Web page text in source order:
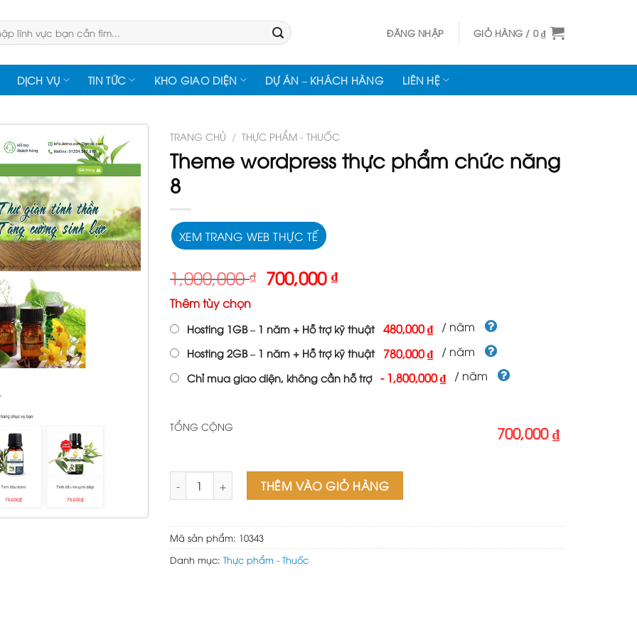
ĐĂNG NHẬP GIỎ HÀNG / 0₫
DỊCH VỤ TIN TỨC KHO GIAO DIỆN DỰ ÁN – KHÁCH HÀNG LIÊN HỆ
TRANG CHỦ / THỰC PHẨM - THUỐC
Theme wordpress thực phẩm chức năng
8
XEM TRANG WEB THỰC TẾ
1,000,000₫ Giá
gốc
1,000,000 ₫.
700,000₫Giá
là:
700,000 ₫.
Thêm tùy chọn
Hosting 1GB – 1 năm + Hỗ trợ kỹ thuật 480,000 ₫ / năm
Hosting 2GB – 1 năm + Hỗ trợ kỹ thuật 780,000 ₫ / năm
Chỉ mua giao diện, không cần hỗ trợ -1,800,000 ₫ / năm
TỔNG CỘNG 700,000 ₫
Theme wordpress thực phẩm chức năng 8 số lượng
THÊM VÀO GIỎ HÀNG
Mã sản phẩm: 10343
Danh mục: Thực phẩm - Thuốc